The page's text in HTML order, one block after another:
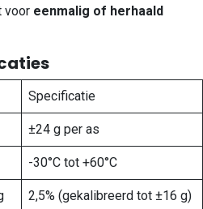
voor eenmalig of herhaald
Specificatie
±24 g per as
-30°C tot +60°C
2,5% (gekalibreerd tot ±16 g)